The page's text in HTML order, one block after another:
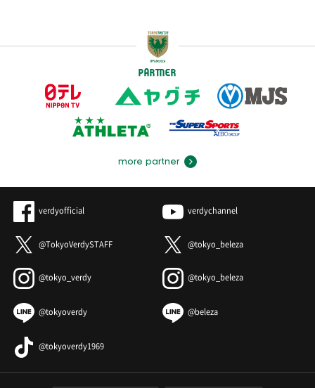
PARTNER
more partner
verdyofficial verdychannel
@TokyoVerdySTAFF @tokyo_beleza
@tokyo_verdy @tokyo_beleza
@tokyoverdy @beleza
@tokyoverdy1969